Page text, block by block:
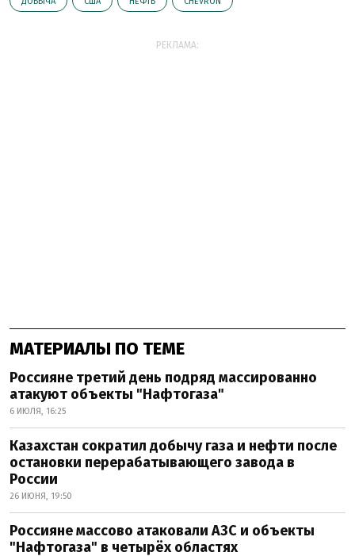
РЕКЛАМА:
МАТЕРИАЛЫ ПО ТЕМЕ
Россияне третий день подряд массированно
атакуют объекты "Нафтогаза"
6 ИЮЛЯ, 16:25
Казахстан сократил добычу газа и нефти после
остановки перерабатывающего завода в
России
26 ИЮНЯ, 19:50
Россияне массово атаковали АЗС и объекты
"Нафтогаза" в четырёх областях